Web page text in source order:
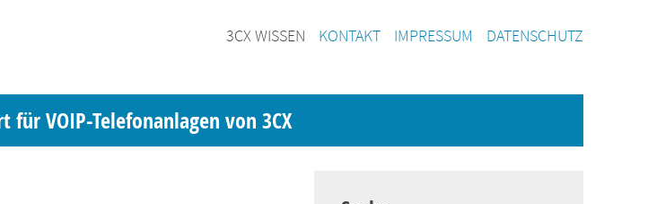
3CX WISSEN KONTAKT IMPRESSUM DATENSCHUTZ
für VOIP-Telefonanlagen von 3CX